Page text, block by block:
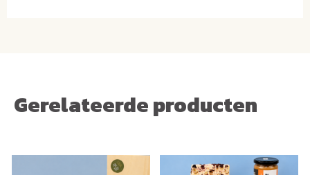
Gerelateerde producten